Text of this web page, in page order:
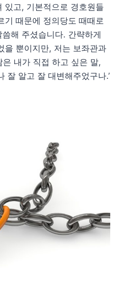
있고, 기본적으로 경호원들
기 때문에 정의당도 때때로
해 주셨습니다. 간략하게
을 뿐이지만, 저는 보좌관과
은 내가 직접 하고 싶은 말,
잘 알고 잘 대변해주었구나.’